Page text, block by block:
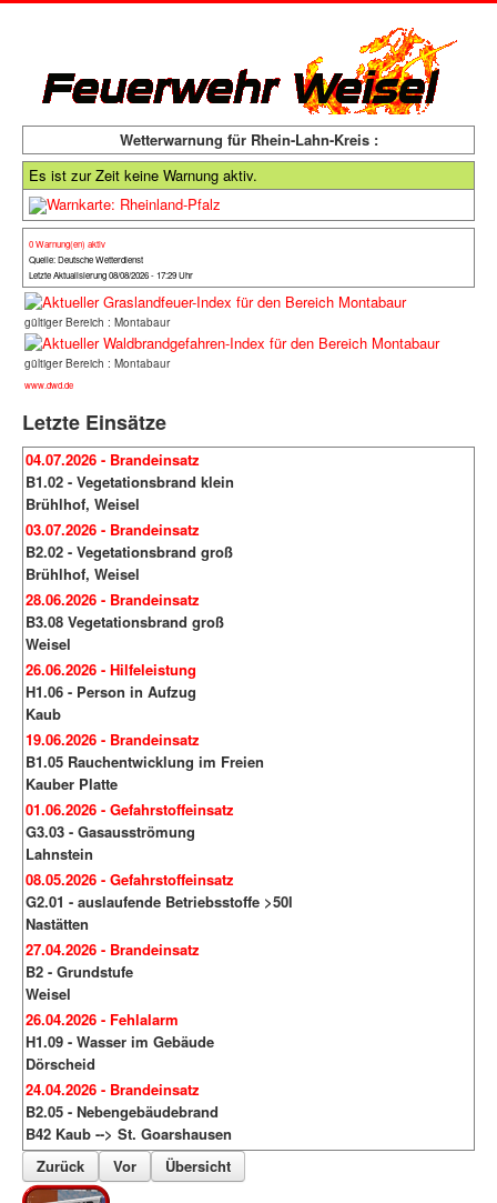
Wetterwarnung für Rhein-Lahn-Kreis :
Es ist zur Zeit keine Warnung aktiv.
0 Warnung(en) aktiv
Quelle: Deutsche Wetterdienst
Letzte Aktualisierung 08/08/2026 - 17:29 Uhr
gültiger Bereich : Montabaur
gültiger Bereich : Montabaur
www.dwd.de
Letzte Einsätze
04.07.2026 - Brandeinsatz
B1.02 - Vegetationsbrand klein
Brühlhof, Weisel
03.07.2026 - Brandeinsatz
B2.02 - Vegetationsbrand groß
Brühlhof, Weisel
28.06.2026 - Brandeinsatz
B3.08 Vegetationsbrand groß
Weisel
26.06.2026 - Hilfeleistung
H1.06 - Person in Aufzug
Kaub
19.06.2026 - Brandeinsatz
B1.05 Rauchentwicklung im Freien
Kauber Platte
01.06.2026 - Gefahrstoffeinsatz
G3.03 - Gasausströmung
Lahnstein
08.05.2026 - Gefahrstoffeinsatz
G2.01 - auslaufende Betriebsstoffe >50l
Nastätten
27.04.2026 - Brandeinsatz
B2 - Grundstufe
Weisel
26.04.2026 - Fehlalarm
H1.09 - Wasser im Gebäude
Dörscheid
24.04.2026 - Brandeinsatz
B2.05 - Nebengebäudebrand
B42 Kaub --> St. Goarshausen
Zurück
Vor Übersicht